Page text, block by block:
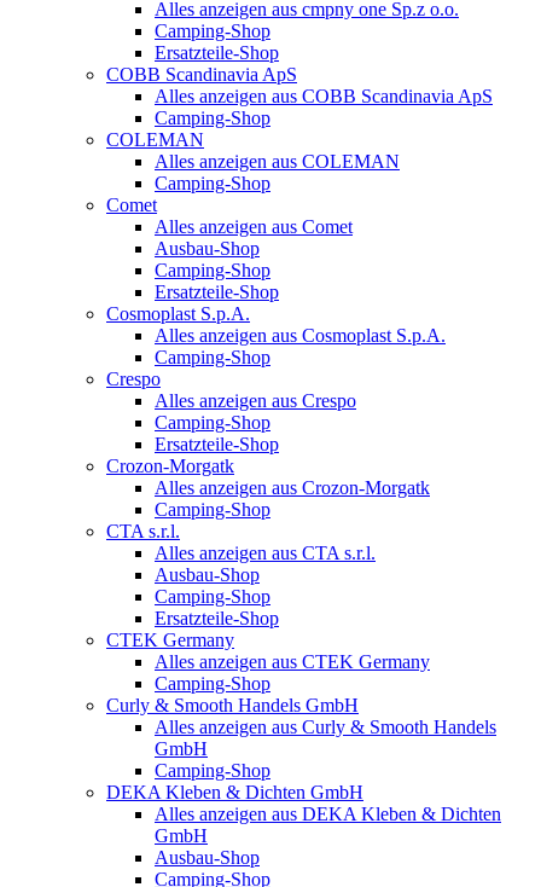
Alles anzeigen aus cmpny one Sp.z o.o.
Camping-Shop
Ersatzteile-Shop
COBB Scandinavia ApS
Alles anzeigen aus COBB Scandinavia ApS
Camping-Shop
COLEMAN
Alles anzeigen aus COLEMAN
Camping-Shop
Comet
Alles anzeigen aus Comet
Ausbau-Shop
Camping-Shop
Ersatzteile-Shop
Cosmoplast S.p.A.
Alles anzeigen aus Cosmoplast S.p.A.
Camping-Shop
Crespo
Alles anzeigen aus Crespo
Camping-Shop
Ersatzteile-Shop
Crozon-Morgatk
Alles anzeigen aus Crozon-Morgatk
Camping-Shop
CTA s.r.l.
Alles anzeigen aus CTA s.r.l.
Ausbau-Shop
Camping-Shop
Ersatzteile-Shop
CTEK Germany
Alles anzeigen aus CTEK Germany
Camping-Shop
Curly & Smooth Handels GmbH
Alles anzeigen aus Curly & Smooth Handels
GmbH
Camping-Shop
DEKA Kleben & Dichten GmbH
Alles anzeigen aus DEKA Kleben & Dichten
GmbH
Ausbau-Shop
Camping-Shop